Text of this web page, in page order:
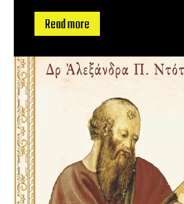
Read more